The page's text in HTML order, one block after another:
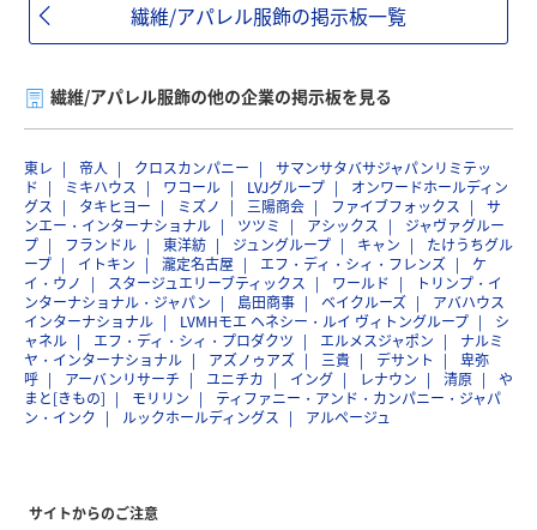
繊維/アパレル服飾の掲示板一覧
繊維/アパレル服飾の他の企業の掲示板を見る
東レ 帝人 クロスカンパニー
サマンサタバサジャパンリミテッ
ド
ミキハウス ワコール LVJグループ
オンワードホールディン
グス
タキヒヨー ミズノ 三陽商会 ファイブフォックス
サ
ンエー・インターナショナル
ツツミ アシックス
ジャヴァグルー
プ
フランドル 東洋紡 ジュングループ キャン
たけうちグル
ープ
イトキン 瀧定名古屋 エフ・ディ・シィ・フレンズ
ケ
イ・ウノ
スタージュエリーブティックス ワールド
トリンプ・イ
ンターナショナル・ジャパン
島田商事 ベイクルーズ
アバハウス
インターナショナル
LVMHモエ ヘネシー・ルイ ヴィトングループ
シ
ャネル
エフ・ディ・シィ・プロダクツ エルメスジャポン
ナルミ
ヤ・インターナショナル
アズノゥアズ 三貴 デサント
卑弥
呼
アーバンリサーチ ユニチカ イング レナウン 清原
や
まと[きもの]
モリリン
ティファニー・アンド・カンパニー・ジャパ
ン・インク
ルックホールディングス アルページュ
サイトからのご注意